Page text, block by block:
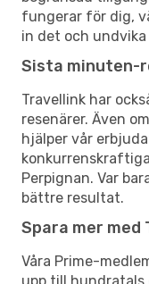
fungerar för dig,
in det och
Sista minuten-
Travellink har
resenärer. Även
hjälper vår
Perpignan. Var
bättre resultat.
Spara mer med
Våra Prime-